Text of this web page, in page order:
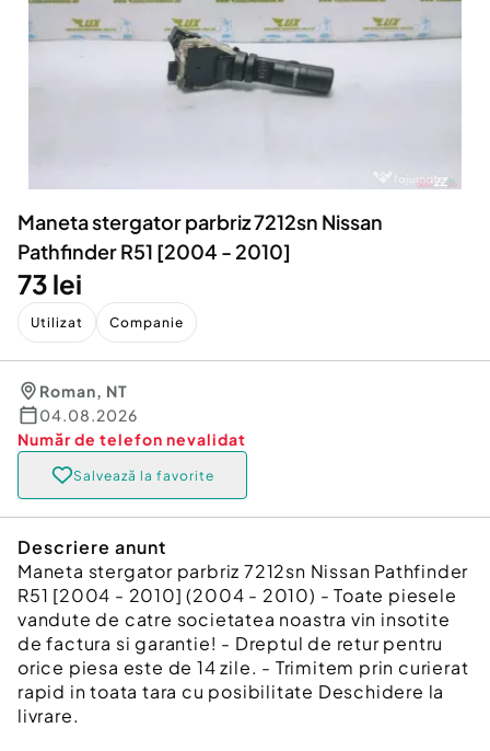
Servicii
Animale de companie
Afaceri și echipamente profesionale
Utilaje agricole si industriale
Piese auto si accesorii
Maneta stergator parbriz 7212sn Nissan
Pathfinder R51 [2004 - 2010]
73 lei
Utilizat Companie
Roman, NT
04.08.2026
Număr de telefon nevalidat
Salvează la favorite
Descriere anunt
Maneta stergator parbriz 7212sn Nissan Pathfinder
R51 [2004 - 2010] (2004 - 2010) - Toate piesele
vandute de catre societatea noastra vin insotite
de factura si garantie! - Dreptul de retur pentru
orice piesa este de 14 zile. - Trimitem prin curierat
rapid in toata tara cu posibilitate Deschidere la
livrare.